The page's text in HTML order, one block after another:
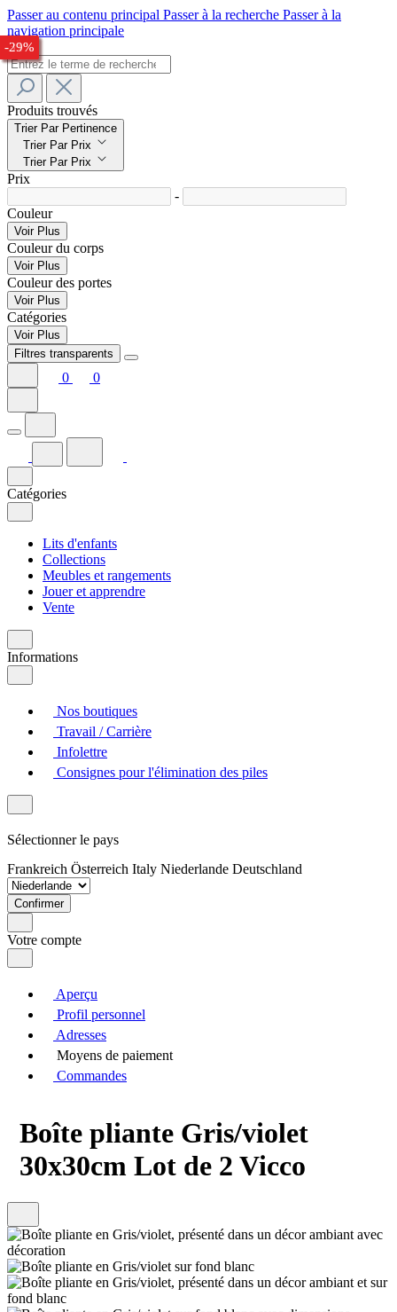
Passer au contenu principal Passer à la recherche Passer à la
navigation principale
Produits trouvés
Trier Par Pertinence
Trier Par Prix
Trier Par Prix
Prix
-
Couleur
Voir Plus
Couleur du corps
Voir Plus
Couleur des portes
Voir Plus
Catégories
Voir Plus
Filtres transparents
0 0
Catégories
Lits d'enfants
Collections
Meubles et rangements
Jouer et apprendre
Vente
Informations
Nos boutiques
Travail / Carrière
Infolettre
Consignes pour l'élimination des piles
Sélectionner le pays
Frankreich Österreich Italy Niederlande Deutschland
Confirmer
Votre compte
Aperçu
Profil personnel
Adresses
Moyens de paiement
Commandes
Boîte pliante Gris/violet
30x30cm Lot de 2 Vicco
-26%
-32%
-33%
-32%
-31%
-29%